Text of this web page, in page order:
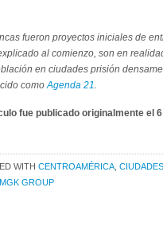
fueron proyectos iniciales de
al comienzo, son en
en ciudades prisión
comoAgenda 21.
fue publicado originalmente el
WITH CENTROAMÉRICA
MGK GROUP